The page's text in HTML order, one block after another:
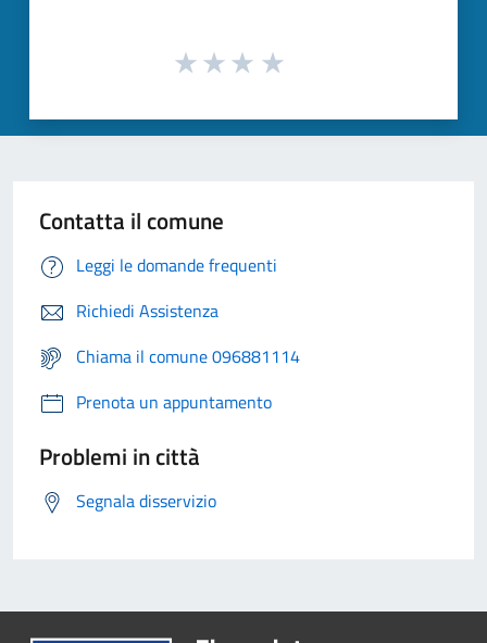
Contatta il comune
Leggi le domande frequenti
Richiedi Assistenza
Chiama il comune 096881114
Prenota un appuntamento
Problemi in città
Segnala disservizio